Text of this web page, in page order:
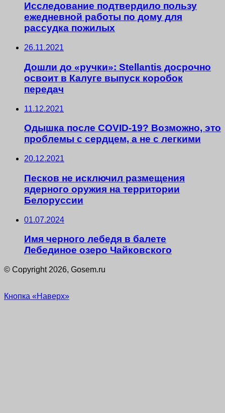
Исследование подтвердило пользу
ежедневной работы по дому для
рассудка пожилых
26.11.2021
Дошли до «ручки»: Stellantis досрочно
освоит в Калуге выпуск коробок
передач
11.12.2021
Одышка после COVID-19? Возможно, это
проблемы с сердцем, а не с легкими
20.12.2021
Песков не исключил размещения
ядерного оружия на территории
Белоруссии
01.07.2024
Имя черного лебедя в балете
Лебединое озеро Чайковского
© Copyright 2026, Gosem.ru
Кнопка «Наверх»